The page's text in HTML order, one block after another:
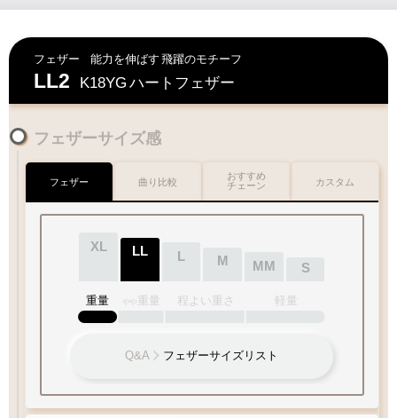
フェザー 能力を伸ばす 飛躍のモチーフ
LL2 K18YG ハートフェザー
フェザーサイズ感
フェザー
XL LL L M MM S
重量 やや 重量 程よい重さ 軽量
Q&A フェザーサイズリスト
曲り比較
おすすめ
チェーン
カスタム